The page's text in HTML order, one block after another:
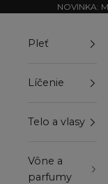
Preskočiť na obsah
NOVINKA:
Pleť
Líčenie
Telo a vlasy
Vône a
parfumy